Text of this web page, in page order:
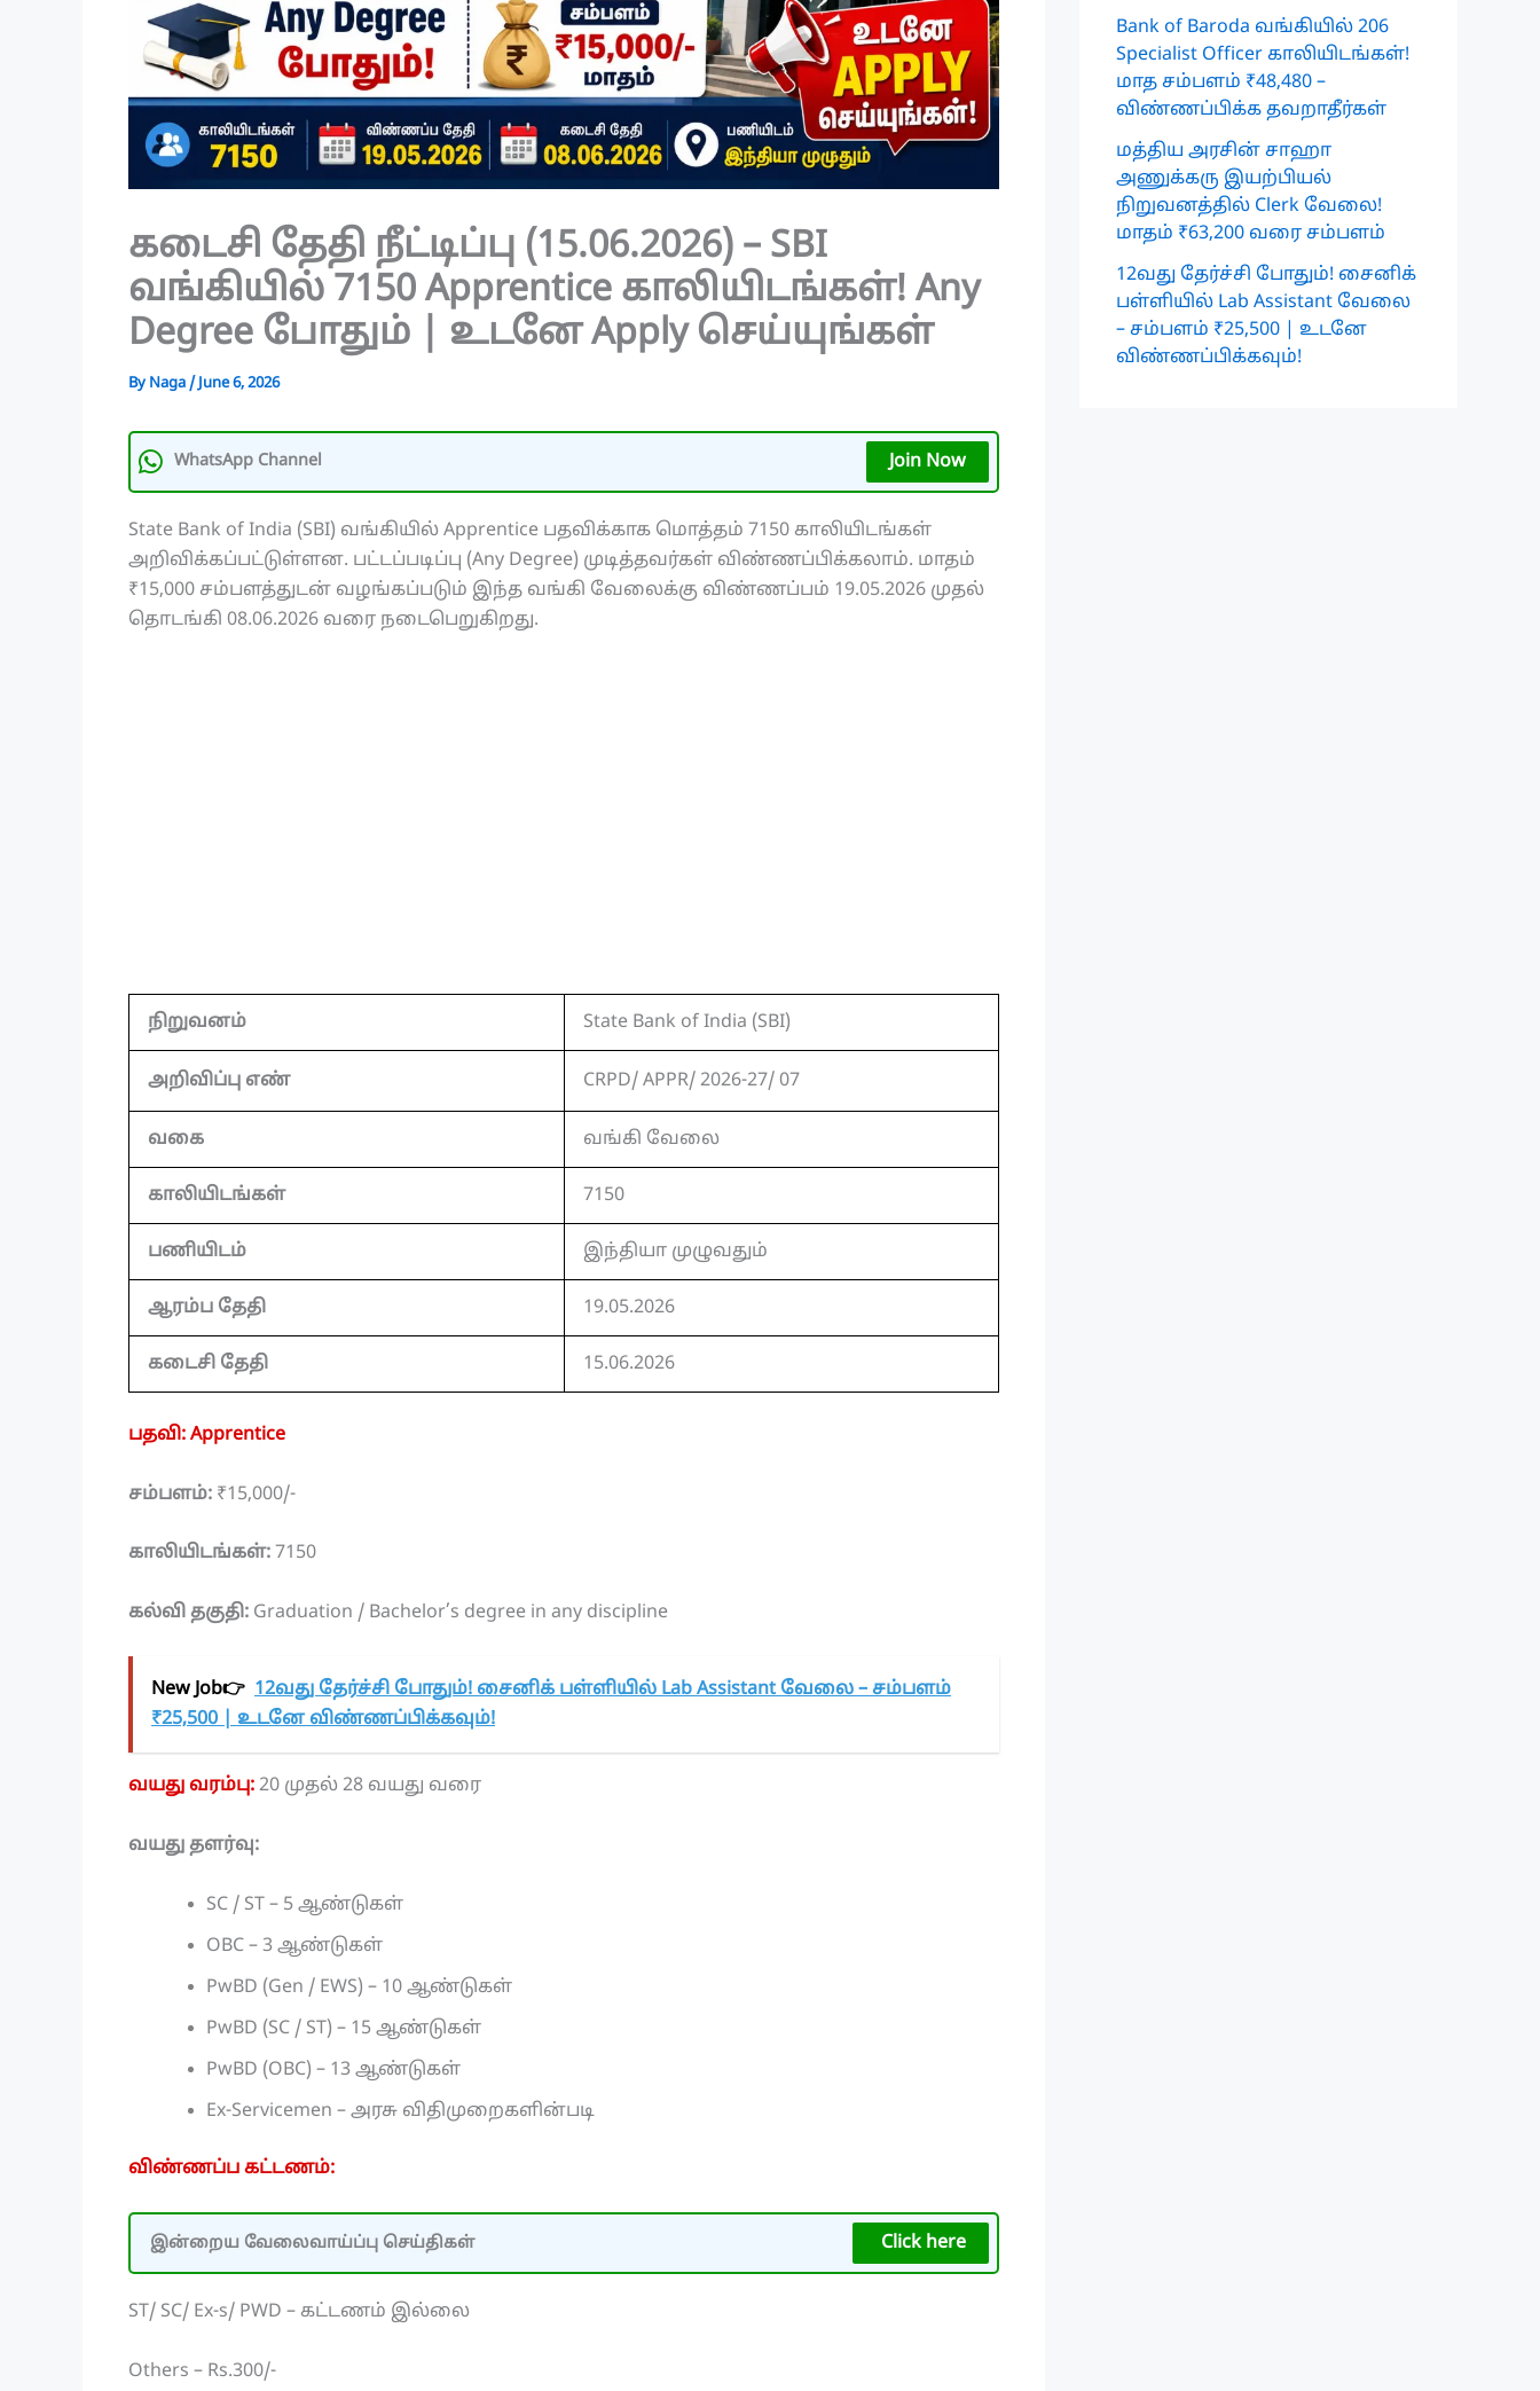
கடைசி தேதி நீட்டிப்பு (15.06.2026) – SBI
வங்கியில் 7150 Apprentice காலியிடங்கள்! Any
Degree போதும் | உடனே Apply செய்யுங்கள்
By Naga/June 6, 2026
WhatsApp Channel Join Now
State Bank of India (SBI) வங்கியில் Apprentice பதவிக்காக மொத்தம் 7150 காலியிடங்கள்
அறிவிக்கப்பட்டுள்ளன. பட்டப்படிப்பு (Any Degree) முடித்தவர்கள் விண்ணப்பிக்கலாம். மாதம்
₹15,000 சம்பளத்துடன் வழங்கப்படும் இந்த வங்கி வேலைக்கு விண்ணப்பம் 19.05.2026 முதல்
தொடங்கி 08.06.2026 வரை நடைபெறுகிறது.
நிறுவனம் State Bank of India (SBI)
அறிவிப்பு எண் CRPD/ APPR/ 2026-27/ 07
வகை வங்கி வேலை
காலியிடங்கள் 7150
பணியிடம் இந்தியா முழுவதும்
ஆரம்ப தேதி 19.05.2026
கடைசி தேதி 15.06.2026
பதவி: Apprentice
சம்பளம்: ₹15,000/-
காலியிடங்கள்: 7150
கல்வி தகுதி: Graduation / Bachelor’s degree in any discipline
New Job👉 12வது தேர்ச்சி போதும்! சைனிக் பள்ளியில் Lab Assistant வேலை – சம்பளம்
₹25,500 | உடனே விண்ணப்பிக்கவும்!
வயது வரம்பு: 20 முதல் 28 வயது வரை
வயது தளர்வு:
SC / ST – 5 ஆண்டுகள்
OBC – 3 ஆண்டுகள்
PwBD (Gen / EWS) – 10 ஆண்டுகள்
PwBD (SC / ST) – 15 ஆண்டுகள்
PwBD (OBC) – 13 ஆண்டுகள்
Ex-Servicemen – அரசு விதிமுறைகளின்படி
விண்ணப்ப கட்டணம்:
இன்றைய வேலைவாய்ப்பு செய்திகள் Click here
ST/ SC/ Ex-s/ PWD – கட்டணம் இல்லை
Others – Rs.300/-
Bank of Baroda வங்கியில் 206
Specialist Officer காலியிடங்கள்!
மாத சம்பளம் ₹48,480 –
விண்ணப்பிக்க தவறாதீர்கள்
மத்திய அரசின் சாஹா
அணுக்கரு இயற்பியல்
நிறுவனத்தில் Clerk வேலை!
மாதம் ₹63,200 வரை சம்பளம்
12வது தேர்ச்சி போதும்! சைனிக்
பள்ளியில் Lab Assistant வேலை
– சம்பளம் ₹25,500 | உடனே
விண்ணப்பிக்கவும்!